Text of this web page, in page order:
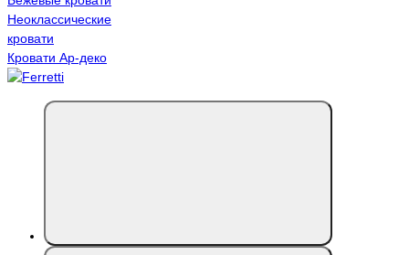
Неоклассические
кровати
Кровати Ар-деко